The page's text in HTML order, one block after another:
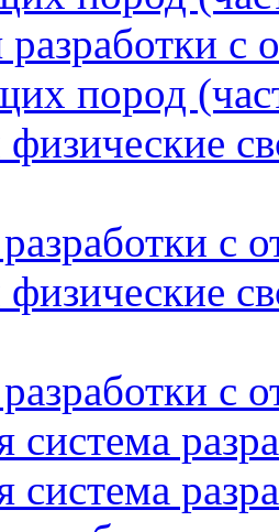
с
пород
с
с
система
система